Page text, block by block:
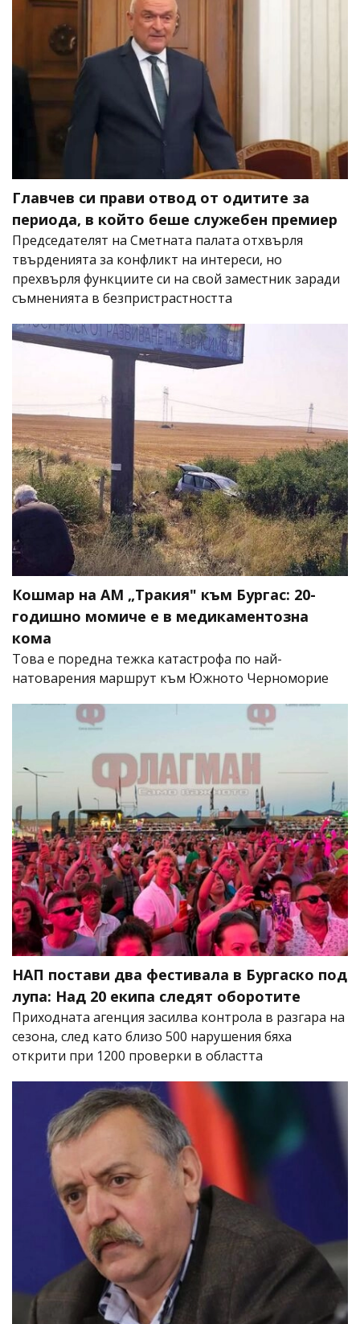
Главчев си прави отвод от одитите за
периода, в който беше служебен премиер
Председателят на Сметната палата отхвърля
твърденията за конфликт на интереси, но
прехвърля функциите си на свой заместник заради
съмненията в безпристрастността
Кошмар на АМ „Тракия" към Бургас: 20-
годишно момиче е в медикаментозна
кома
Това е поредна тежка катастрофа по най-
натоварения маршрут към Южното Черноморие
НАП постави два фестивала в Бургаско под
лупа: Над 20 екипа следят оборотите
Приходната агенция засилва контрола в разгара на
сезона, след като близо 500 нарушения бяха
открити при 1200 проверки в областта